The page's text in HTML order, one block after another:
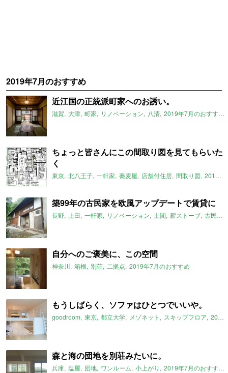
2019年7月のおすすめ
近江国の正統派町家へのお誘い。
滋賀 大津 町家 リノベーション 八清 2019年7月のおすすめ
ちょっと皆さんにこの間取り図を見てもらいた
く
東京 北八王子 一軒家 蕎麦屋 店舗付住居 間取り図 2019年7月のおすすめ
築99年の古民家を欧風アップデートで賃貸に
長野 上田 一軒家 リノベーション 土間 薪ストーブ 古民家
自分へのご褒美に、この空間
神奈川 箱根 別荘 二拠点 2019年7月のおすすめ
もうしばらく、ソファはひとつでいいや。
goodroom 東京 都立大学 メゾネット スキップフロア 2019年7月のおすすめ
森と海の団地を別荘みたいに。
兵庫 塩屋 団地 ワンルーム 小上がり 2019年7月のおすすめ